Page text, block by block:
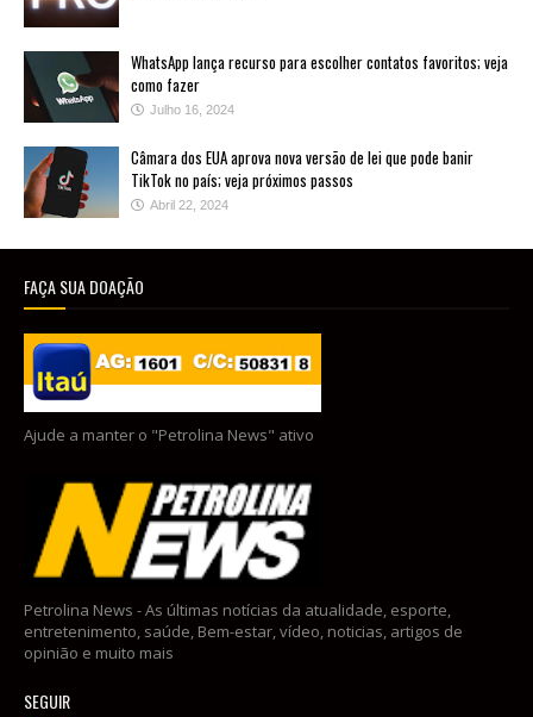
WhatsApp lança recurso para escolher contatos favoritos; veja
como fazer
Julho 16, 2024
Câmara dos EUA aprova nova versão de lei que pode banir
TikTok no país; veja próximos passos
Abril 22, 2024
FAÇA SUA DOAÇÃO
Ajude a manter o "Petrolina News" ativo
Petrolina News - As últimas notícias da atualidade, esporte,
entretenimento, saúde, Bem-estar, vídeo, noticias, artigos de
opinião e muito mais
SEGUIR